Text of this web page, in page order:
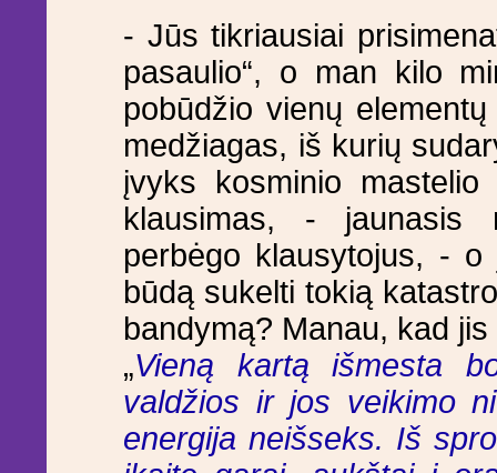
- Jūs tikriausiai
pasaulio“, o man kilo
pobūdžio vienų
medžiagas, iš kurių
įvyks kosminio
klausimas, - jaunasis
perbėgo klausytojus, -
būdą sukelti tokią
bandymą? Manau, kad
„Vieną kartą išmesta
valdžios ir jos veikimo
energija neišseks. Iš